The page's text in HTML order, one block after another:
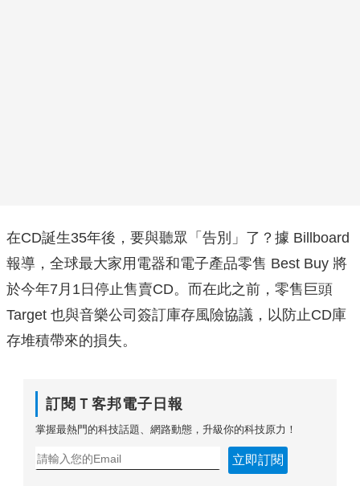
在CD誕生35年後，要與聽眾「告別」了？據 Billboard
報導，全球最大家用電器和電子產品零售 Best Buy 將
於今年7月1日停止售賣CD。而在此之前，零售巨頭
Target 也與音樂公司簽訂庫存風險協議，以防止CD庫
存堆積帶來的損失。
訂閱Ｔ客邦電子日報
掌握最熱門的科技話題、網路動態，升級你的科技原力！
立即訂閱